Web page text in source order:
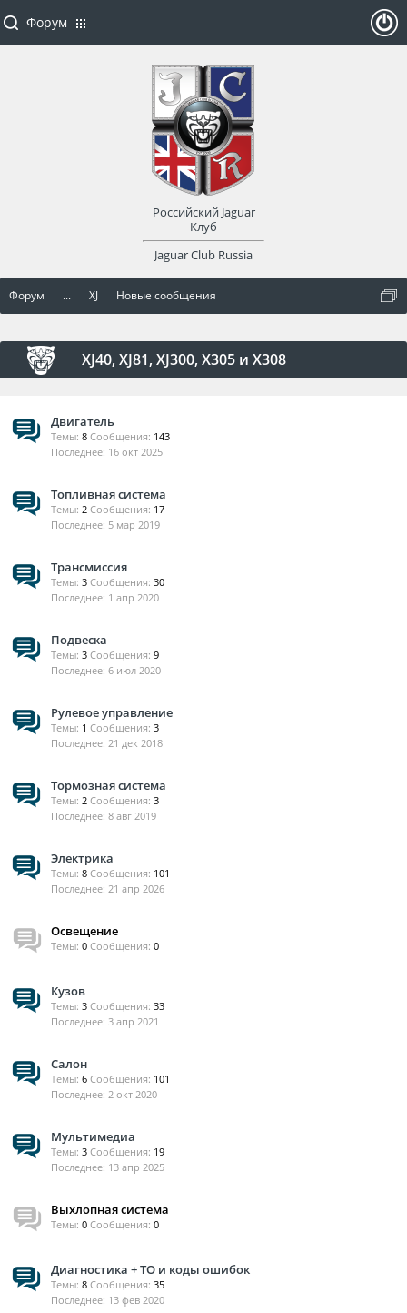
Форум ... XJ Новые сообщения
XJ40, XJ81, XJ300, X305 и X308
Двигатель
Темы: 8 Сообщения: 143
16 окт 2025
Топливная система
Темы: 2 Сообщения: 17
5 мар 2019
Трансмиссия
Темы: 3 Сообщения: 30
1 апр 2020
Подвеска
Темы: 3 Сообщения: 9
6 июл 2020
Рулевое управление
Темы: 1 Сообщения: 3
21 дек 2018
Тормозная система
Темы: 2 Сообщения: 3
8 авг 2019
Электрика
Темы: 8 Сообщения: 101
21 апр 2026
Освещение
Темы: 0 Сообщения: 0
Кузов
Темы: 3 Сообщения: 33
3 апр 2021
Салон
Темы: 6 Сообщения: 101
2 окт 2020
Мультимедиа
Темы: 3 Сообщения: 19
13 апр 2025
Выхлопная система
Темы: 0 Сообщения: 0
Диагностика + ТО и коды ошибок
Темы: 8 Сообщения: 35
13 фев 2020
Форум
Российский Jaguar
Клуб
Jaguar Club Russia
оват